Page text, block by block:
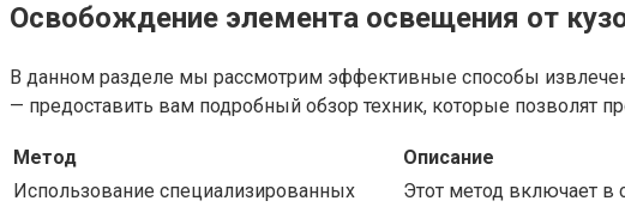
Освобождение элемента освещения от
В данном разделе мы рассмотрим эффективные способы
— предоставить вам подробный обзор техник, которые позволят
Метод
Описание
Использование специализированных
Этот метод включает в